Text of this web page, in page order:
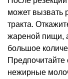
может вызвать
тракта.
жареной пищи,
большое
нежирные